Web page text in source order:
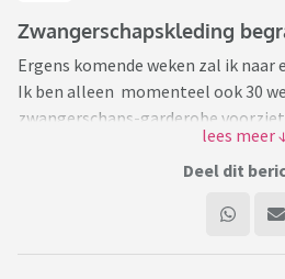
Zwangerschapskleding
Ergens komende weken zal ik naar
Ik ben alleen momenteel ook 30
zwangerschaps-garderobe
of donkere lange jurk, maar wat ik
allemaal nogal vormeloos of heel
Deel dit